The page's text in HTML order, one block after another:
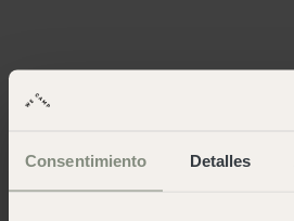
Consentimiento Detalles